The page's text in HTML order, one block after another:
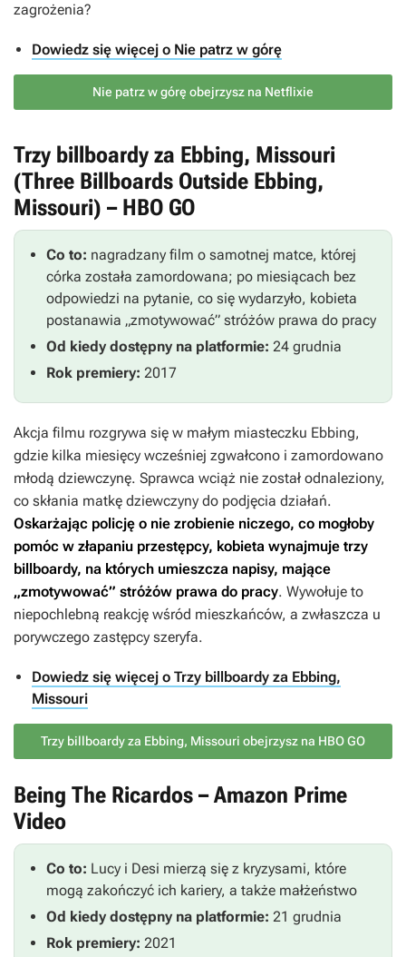
zagrożenia?
Dowiedz się więcej o Nie patrz w górę
Nie patrz w górę obejrzysz na Netflixie
Trzy billboardy za Ebbing, Missouri
(Three Billboards Outside Ebbing,
Missouri) – HBO GO
Co to: nagradzany film o samotnej matce, której
córka została zamordowana; po miesiącach bez
odpowiedzi na pytanie, co się wydarzyło, kobieta
postanawia „zmotywować” stróżów prawa do pracy
Od kiedy dostępny na platformie: 24 grudnia
Rok premiery: 2017
Akcja filmu rozgrywa się w małym miasteczku Ebbing,
gdzie kilka miesięcy wcześniej zgwałcono i zamordowano
młodą dziewczynę. Sprawca wciąż nie został odnaleziony,
co skłania matkę dziewczyny do podjęcia działań.
Oskarżając policję o nie zrobienie niczego, co mogłoby
pomóc w złapaniu przestępcy, kobieta wynajmuje trzy
billboardy, na których umieszcza napisy, mające
„zmotywować” stróżów prawa do pracy. Wywołuje to
niepochlebną reakcję wśród mieszkańców, a zwłaszcza u
porywczego zastępcy szeryfa.
Dowiedz się więcej o Trzy billboardy za Ebbing,
Missouri
Trzy billboardy za Ebbing, Missouri obejrzysz na HBO GO
Being The Ricardos – Amazon Prime
Video
Co to: Lucy i Desi mierzą się z kryzysami, które
mogą zakończyć ich kariery, a także małżeństwo
Od kiedy dostępny na platformie: 21 grudnia
Rok premiery: 2021